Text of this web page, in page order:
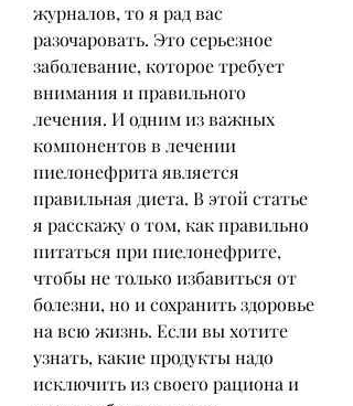
журналов, то я рад вас
разочаровать. Это серьезное
заболевание, которое требует
внимания и правильного
лечения. И одним из важных
компонентов в лечении
пиелонефрита является
правильная диета. В этой статье
я расскажу о том, как правильно
питаться при пиелонефрите,
чтобы не только избавиться от
болезни, но и сохранить здоровье
на всю жизнь. Если вы хотите
узнать, какие продукты надо
исключить из своего рациона и